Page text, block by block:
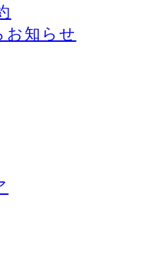
お知らせ